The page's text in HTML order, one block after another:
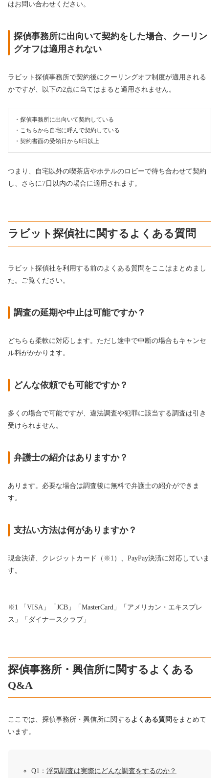
はお問い合わせください。
探偵事務所に出向いて契約をした場合、クーリン
グオフは適用されない
ラビット探偵事務所で契約後にクーリングオフ制度が適用される
かですが、以下の2点に当てはまると適用されません。
・探偵事務所に出向いて契約している
・こちらから自宅に呼んで契約している
・契約書面の受領日から8日以上
つまり、自宅以外の喫茶店やホテルのロビーで待ち合わせて契約
し、さらに7日以内の場合に適用されます。
ラビット探偵社に関するよくある質問
ラビット探偵社を利用する前のよくある質問をここはまとめまし
た。ご覧ください。
調査の延期や中止は可能ですか？
どちらも柔軟に対応します。ただし途中で中断の場合もキャンセ
ル料がかかります。
どんな依頼でも可能ですか？
多くの場合で可能ですが、違法調査や犯罪に該当する調査は引き
受けられません。
弁護士の紹介はありますか？
あります。必要な場合は調査後に無料で弁護士の紹介ができま
す。
支払い方法は何がありますか？
現金決済、クレジットカード（※1）、PayPay決済に対応していま
す。
※1 「VISA」「JCB」「MasterCard」「アメリカン・エキスプレ
ス」「ダイナースクラブ」
探偵事務所・興信所に関するよくある
Q&A
ここでは、探偵事務所・興信所に関する よくある質問 をまとめて
います。
Q1： 浮気調査は実際にどんな調査をするのか？